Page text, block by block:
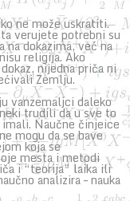
ne može uskratiti.
verujete potrebni su
na dokazima, već na
religija. Ako
nijedna priča ni
Zemlju.
vanzemaljci daleko
trudili da u sve to
Naučne činjeice
mogu da se bave
koja se
mesta i metodi
i “teorija” laika ili
analizira – nauka